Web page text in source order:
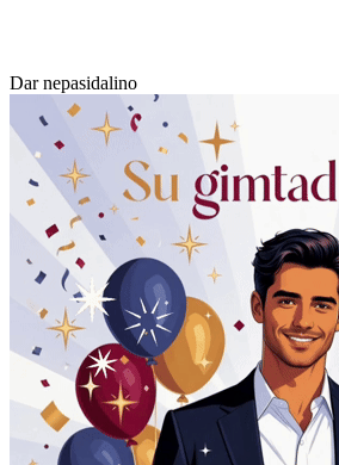
Dar nepasidalino